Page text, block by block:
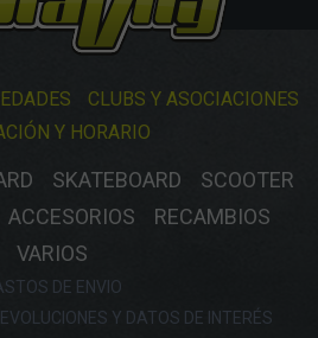
CLUBS Y ASOCIACIONES
Y HORARIO
SKATEBOARD
SCOOTER
ACCESORIOS
RECAMBIOS
VARIOS
DE ENVIO
Y DATOS DE INTERÉS